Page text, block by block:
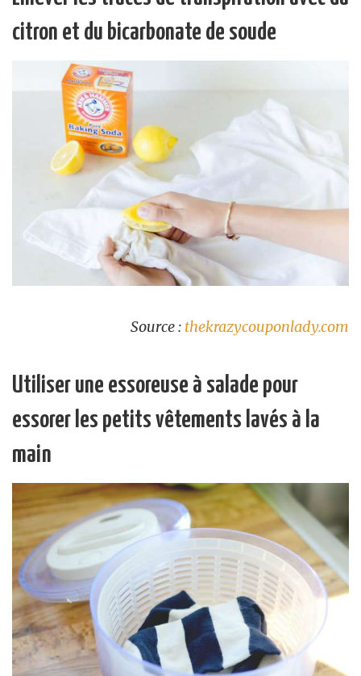
citron et du bicarbonate de soude
Source : thekrazycouponlady.com
Utiliser une essoreuse à salade pour
essorer les petits vêtements lavés à la
main